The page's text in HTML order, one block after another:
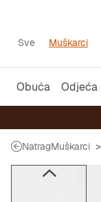
Sve Muškarci
Obuća Odjeća
NatragMuškarci